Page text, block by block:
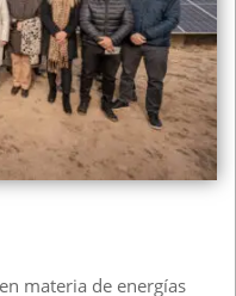
materia de energías